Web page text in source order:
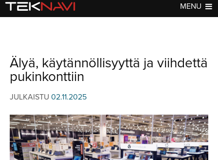
MENU
JULKISTUKSET
AJETUT
KOMMENTTI
HUHUT
KILPAILUT
VIDEOT
TV-OHJELMA
HAKU
Älyä, käytännöllisyyttä ja viihdettä
pukinkonttiin
JULKAISTU 02.11.2025